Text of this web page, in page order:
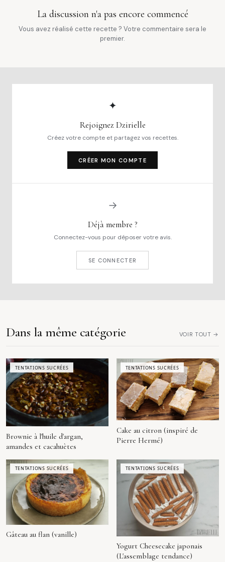
La discussion n'a pas encore commencé
Vous avez réalisé cette recette ? Votre commentaire sera le
premier.
✦
Rejoignez Dzirielle
Créez votre compte et partagez vos recettes.
CRÉER MON COMPTE
→
Déjà membre ?
Connectez-vous pour déposer votre avis.
SE CONNECTER
Dans la même catégorie VOIR TOUT →
TENTATIONS SUCRÉES
Brownie à l'huile d'argan,
amandes et cacahuètes
TENTATIONS SUCRÉES
Cake au citron (inspiré de
Pierre Hermé)
TENTATIONS SUCRÉES
Gâteau au flan (vanille)
TENTATIONS SUCRÉES
Yogurt Cheesecake japonais
(L'assemblage tendance)